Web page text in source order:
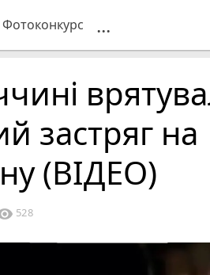
Фотоконкурс ...
застряг на
(ВІДЕО)
528